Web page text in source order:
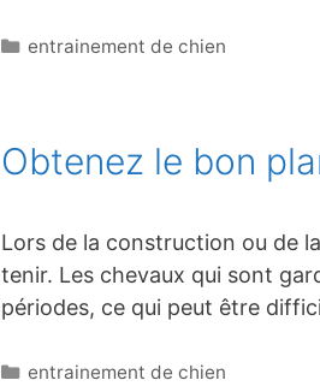
Catégories
entrainement de chien
Obtenez le bon
Lors de la construction ou de
tenir. Les chevaux qui sont
périodes, ce qui peut être
Catégories
entrainement de chien